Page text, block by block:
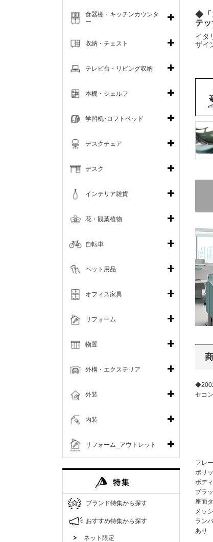
◆「
テッ
イタ
ザイ
セコ
フレ
ポリ
ボデ
ブラ
座面
メッ
ラン
あり
食器棚・キッチンカウンタ
ー
収納・チェスト
テレビ台・リビング収納
本棚・シェルフ
学習机･ロフトベッド
デスクチェア
デスク
インテリア雑貨
花・観葉植物
自転車
ペット用品
オフィス家具
リフォーム
リフォーム_アウトレット
物置
外構・エクステリア
外装
内装
ブランド特集から探す
おすすめ特集から探す
ネット限定